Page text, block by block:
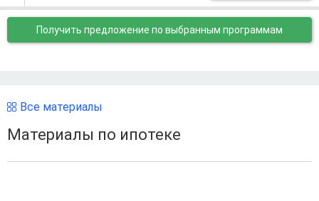
Получить предложение по выбранным программам
Все материалы
Материалы по ипотеке